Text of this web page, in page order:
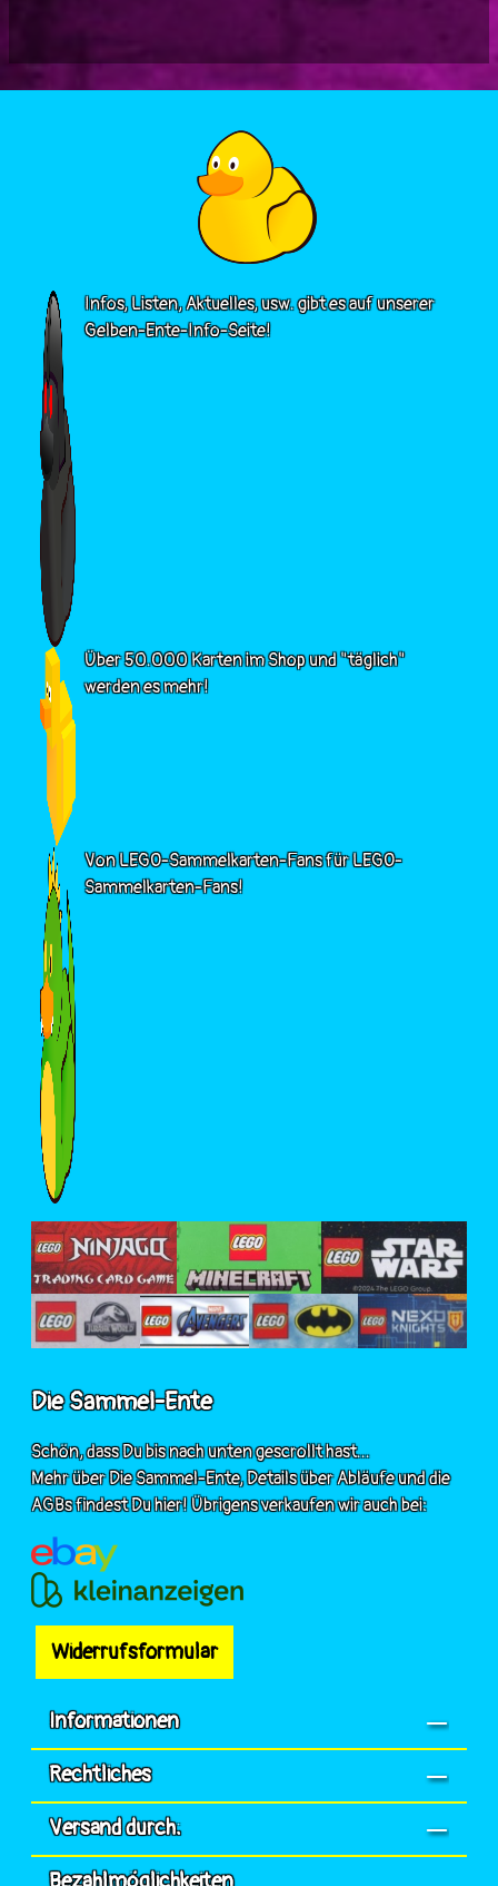
Infos, Listen, Aktuelles, usw. gibt es auf unserer
Gelben-Ente-Info-Seite!
Über 50.000 Karten im Shop und "täglich"
werden es mehr!
Von LEGO-Sammelkarten-Fans für LEGO-
Sammelkarten-Fans!
Die Sammel-Ente
Schön, dass Du bis nach unten gescrollt hast...
Mehr über Die Sammel-Ente, Details über Abläufe und die
AGBs findest Du hier! Übrigens verkaufen wir auch bei:
Widerrufsformular
Informationen
Rechtliches
Versand durch: